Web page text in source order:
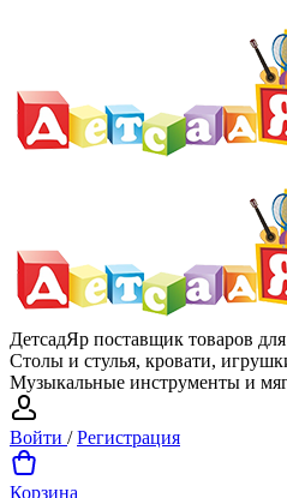
ДетсадЯр поставщик товаров
Столы и стулья, кровати,
Музыкальные инструменты и
Войти /Регистрация
Корзина